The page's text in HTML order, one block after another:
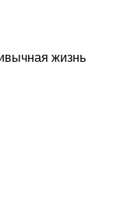
жизнь